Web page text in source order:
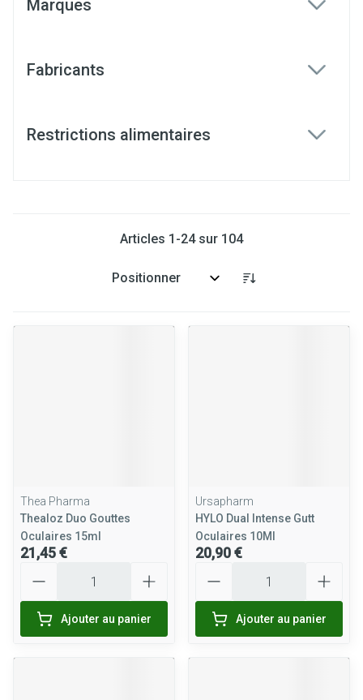
Marques
Fabricants
Restrictions alimentaires
Articles 1 -24sur 104
Trier par:
Thea Pharma
Thealoz Duo Gouttes
Oculaires 15ml
21,45 €
Ajouter au panier
Ursapharm
HYLO Dual Intense Gutt
Oculaires 10Ml
20,90 €
Ajouter au panier